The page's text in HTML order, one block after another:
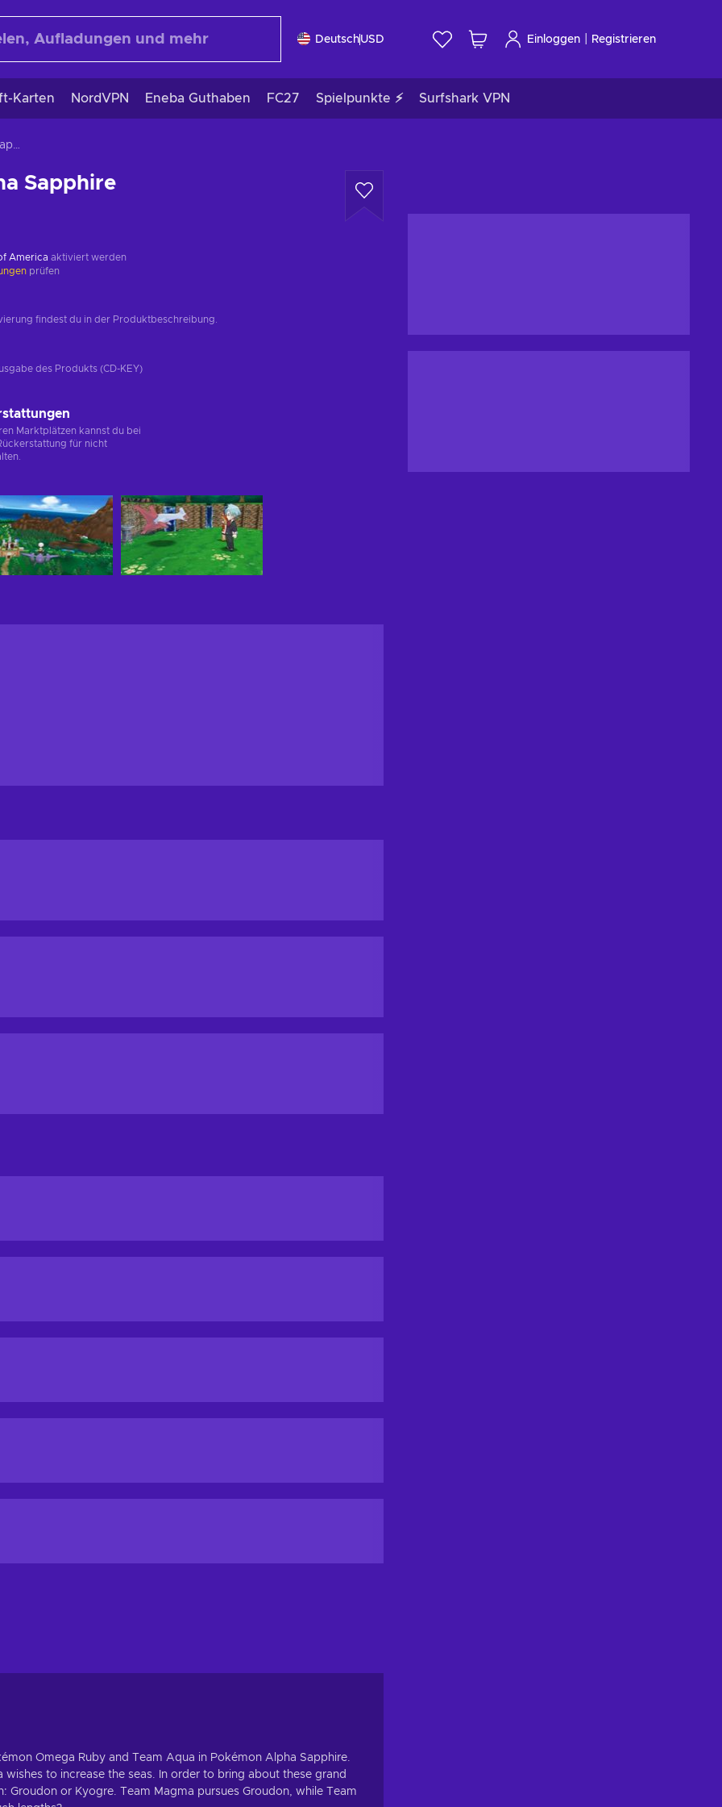
DeutschUSD Einloggen Registrieren
Karten NordVPN Eneba Guthaben FC27 Spielpunkte ⚡ Surfshark VPN
Pokémon Alpha Sapphire
Sapphire
America aktiviert werden
prüfen
findest du in der Produktbeschreibung.
des Produkts (CD-KEY)
Marktplätzen kannst du bei
für nicht
Omega Ruby and Team Aqua in Pokémon Alpha Sapphire.
to increase the seas. In order to bring about these grand
or Kyogre. Team Magma pursues Groudon, while Team